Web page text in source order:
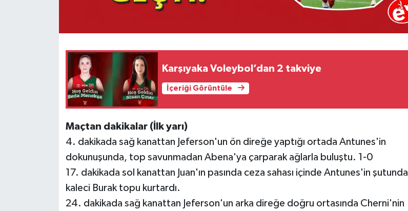
Karşıyaka Voleybol’dan 2 takviye
İçeriği Görüntüle
Maçtan dakikalar (İlk yarı)
4. dakikada sağ kanattan Jeferson'un ön direğe yaptığı ortada Antunes'in
dokunuşunda, top savunmadan Abena'ya çarparak ağlarla buluştu. 1-0
17. dakikada sol kanattan Juan'ın pasında ceza sahası içinde Antunes'in şutunda
kaleci Burak topu kurtardı.
24. dakikada sağ kanattan Jeferson'un arka direğe doğru ortasında Cherni'nin